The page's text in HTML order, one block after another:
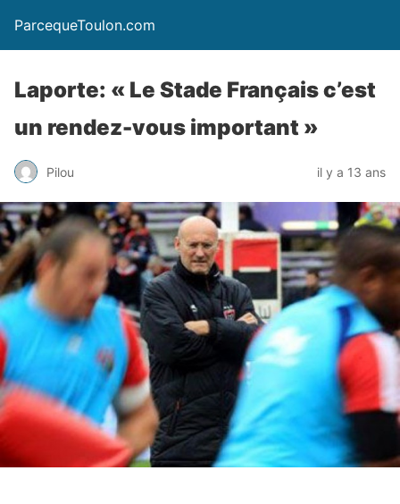
ParcequeToulon.com
Laporte: « Le Stade Français c’est
un rendez-vous important »
Pilou il y a 13 ans